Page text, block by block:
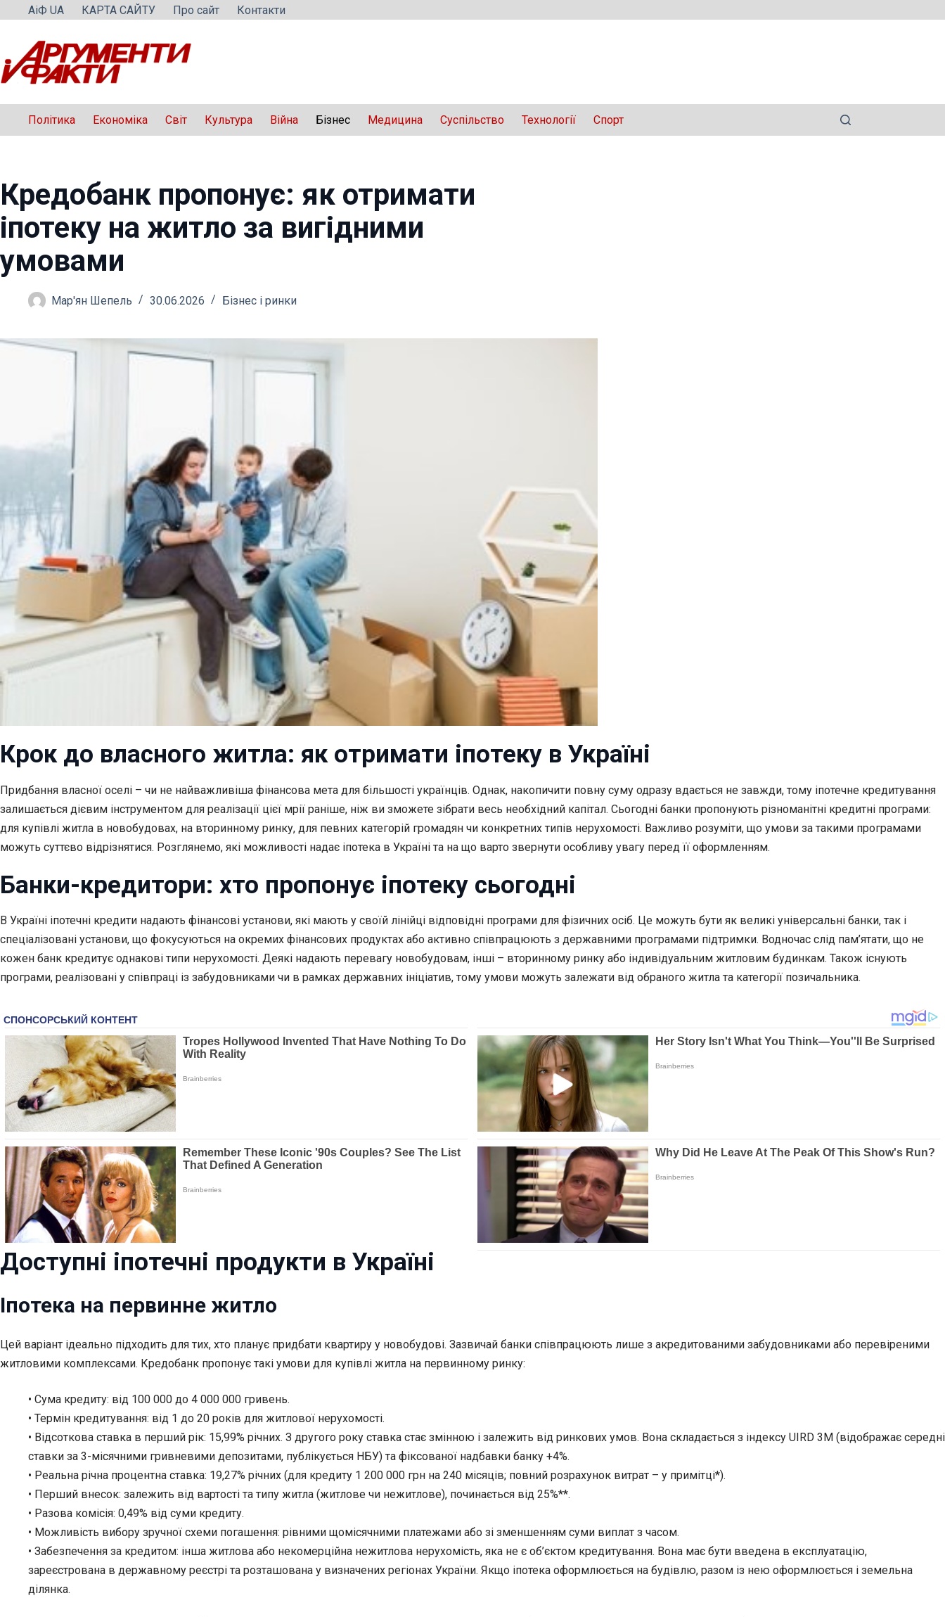
Перейти
вмісту
АіФ UA КАРТА САЙТУ Про сайт Контакти
Політика Економіка Світ Культура Війна Бізнес Медицина Суспільство Технології Спорт
Кредобанк пропонує: як отримати
іпотеку на житло за вигідними
умовами
Мар'ян Шепель 30.06.2026 Бізнес і ринки
Крок до власного житла: як отримати іпотеку в Україні
Придбання власної оселі – чи не найважливіша фінансова мета для більшості українців. Однак, накопичити повну суму одразу вдається не завжди, тому іпотечне кредитування
залишається дієвим інструментом для реалізації цієї мрії раніше, ніж ви зможете зібрати весь необхідний капітал. Сьогодні банки пропонують різноманітні кредитні програми:
для купівлі житла в новобудовах, на вторинному ринку, для певних категорій громадян чи конкретних типів нерухомості. Важливо розуміти, що умови за такими програмами
можуть суттєво відрізнятися. Розглянемо, які можливості надає іпотека в Україні та на що варто звернути особливу увагу перед її оформленням.
Банки-кредитори: хто пропонує іпотеку сьогодні
В Україні іпотечні кредити надають фінансові установи, які мають у своїй лінійці відповідні програми для фізичних осіб. Це можуть бути як великі універсальні банки, так і
спеціалізовані установи, що фокусуються на окремих фінансових продуктах або активно співпрацюють з державними програмами підтримки. Водночас слід пам’ятати, що не
кожен банк кредитує однакові типи нерухомості. Деякі надають перевагу новобудовам, інші – вторинному ринку або індивідуальним житловим будинкам. Також існують
програми, реалізовані у співпраці із забудовниками чи в рамках державних ініціатив, тому умови можуть залежати від обраного житла та категорії позичальника.
Доступні іпотечні продукти в Україні
Іпотека на первинне житло
Цей варіант ідеально підходить для тих, хто планує придбати квартиру у новобудові. Зазвичай банки співпрацюють лише з акредитованими забудовниками або перевіреними
житловими комплексами. Кредобанк пропонує такі умови для купівлі житла на первинному ринку:
• Сума кредиту: від 100 000 до 4 000 000 гривень.
• Термін кредитування: від 1 до 20 років для житлової нерухомості.
• Відсоткова ставка в перший рік: 15,99% річних. З другого року ставка стає змінною і залежить від ринкових умов. Вона складається з індексу UIRD 3M (відображає середні
ставки за 3-місячними гривневими депозитами, публікується НБУ) та фіксованої надбавки банку +4%.
• Реальна річна процентна ставка: 19,27% річних (для кредиту 1 200 000 грн на 240 місяців; повний розрахунок витрат – у примітці*).
• Перший внесок: залежить від вартості та типу житла (житлове чи нежитлове), починається від 25%**.
• Разова комісія: 0,49% від суми кредиту.
• Можливість вибору зручної схеми погашення: рівними щомісячними платежами або зі зменшенням суми виплат з часом.
• Забезпечення за кредитом: інша житлова або некомерційна нежитлова нерухомість, яка не є об’єктом кредитування. Вона має бути введена в експлуатацію,
зареєстрована в державному реєстрі та розташована у визначених регіонах України. Якщо іпотека оформлюється на будівлю, разом із нею оформлюється і земельна
ділянка.